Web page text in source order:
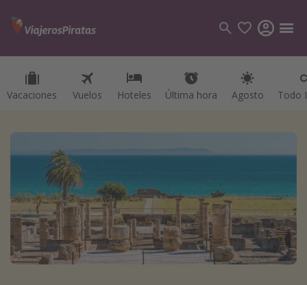
Vacaciones Vuelos Hoteles Última hora Agosto Todo
Categorías
Cruceros
Destinos
Todos los destinos